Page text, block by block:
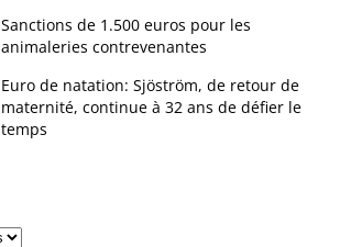
Sanctions de 1.500 euros pour les
animaleries contrevenantes
Euro de natation: Sjöström, de retour de
maternité, continue à 32 ans de défier le
temps